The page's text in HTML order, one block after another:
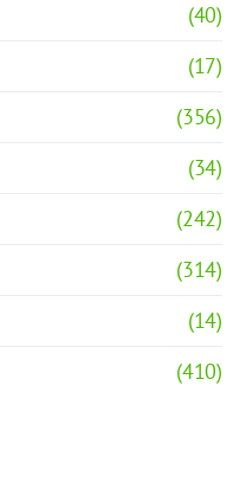
(40)
(17)
(356)
(34)
(242)
(314)
(14)
(410)